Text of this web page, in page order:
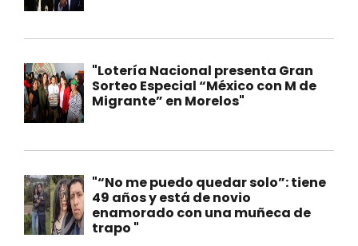
"Lotería Nacional presenta Gran
Sorteo Especial “México con M de
Migrante” en Morelos"
"“No me puedo quedar solo”: tiene
49 años y está de novio
enamorado con una muñeca de
trapo "